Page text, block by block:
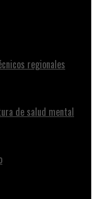
regionales
de salud mental